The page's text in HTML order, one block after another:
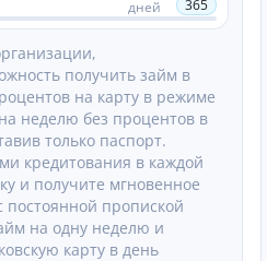
дней 365
получить займ в
на карту в режиме
неделю без процентов в
только паспорт.
кредитования в каждой
и получите мгновенное
пропиской
на одну неделю и
карту в день